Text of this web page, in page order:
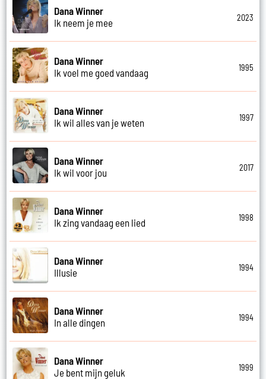
Dana Winner
Ik neem je mee
2023
Dana Winner
Ik voel me goed vandaag
1995
Dana Winner
Ik wil alles van je weten
1997
Dana Winner
Ik wil voor jou
2017
Dana Winner
Ik zing vandaag een lied
1998
Dana Winner
Illusie
1994
Dana Winner
In alle dingen
1994
Dana Winner
Je bent mijn geluk
1999